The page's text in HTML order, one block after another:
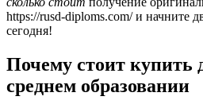
https://rusd-diploms.com/ и начните
сегодня!
Почему стоит купить
среднем образовании